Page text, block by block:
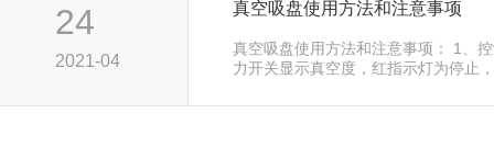
24
2021-04
真空吸盘使用方法和注意事项
真空吸盘使用方法和注意事项： 1、
力开关显示真空度，红指示灯为停止